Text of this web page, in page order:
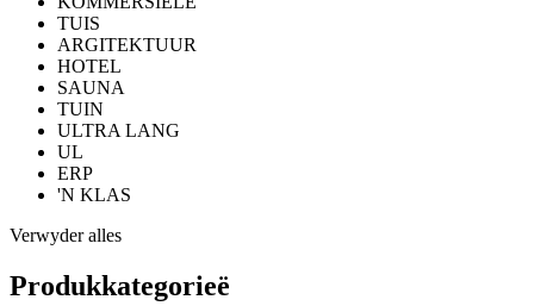
TUIS
ARGITEKTUUR
HOTEL
SAUNA
TUIN
ULTRA LANG
UL
ERP
'N KLAS
Verwyder alles
Produkkategorieë